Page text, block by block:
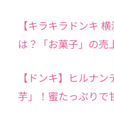
【キラキラドンキ
は？「お菓子」の売
【ドンキ】ヒルナ
芋」！蜜たっぷりで